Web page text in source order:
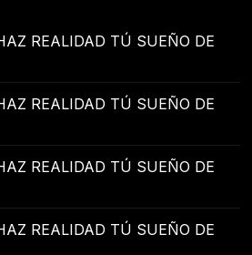
REALIDAD TÚ SUEÑO DE
REALIDAD TÚ SUEÑO DE
REALIDAD TÚ SUEÑO DE
REALIDAD TÚ SUEÑO DE